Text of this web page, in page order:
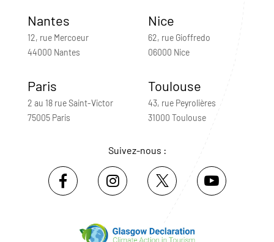
Nantes
12, rue Mercoeur
44000 Nantes
Nice
62, rue Gioffredo
06000 Nice
Paris
2 au 18 rue Saint-Victor
75005 Paris
Toulouse
43, rue Peyrolières
31000 Toulouse
Suivez-nous :